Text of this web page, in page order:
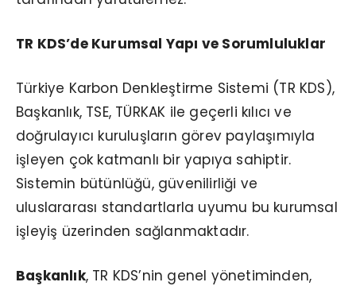
TR KDS’de Kurumsal Yapı ve Sorumluluklar
Türkiye Karbon Denkleştirme Sistemi (TR KDS),
Başkanlık, TSE, TÜRKAK ile geçerli kılıcı ve
doğrulayıcı kuruluşların görev paylaşımıyla
işleyen çok katmanlı bir yapıya sahiptir.
Sistemin bütünlüğü, güvenilirliği ve
uluslararası standartlarla uyumu bu kurumsal
işleyiş üzerinden sağlanmaktadır.
Başkanlık, TR KDS’nin genel yönetiminden,